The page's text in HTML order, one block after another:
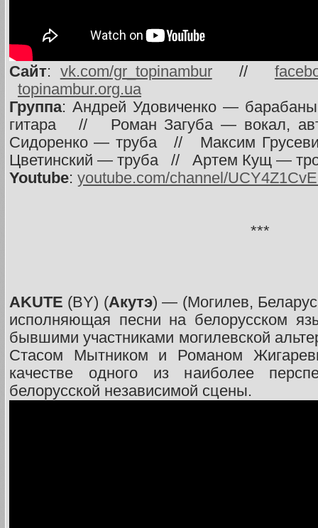
Сайт: vk.com/gr_topinambur//
topinambur.org.ua
Группа: Андрей Удовиченко —
гитара // Роман Загуба — вокал,
Сидоренко — труба // Максим
Цветинский — труба // Артем Кущ —
Youtube: youtube.com/channel/
***
AKUTE (BY) (Акутэ) — (Могилев,
исполняющая песни на белорусском
бывшими участниками могилевской
Стасом Мытником и Романом
качестве одного из наиболее
белорусской независимой сцены.